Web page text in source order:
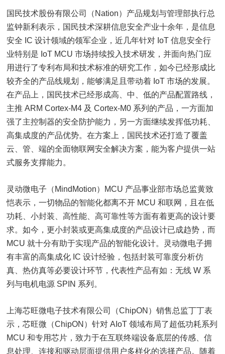
国民技术股份有限公司（Nation）产品规划与管理部执行总
监钟新利表示，国民技术深耕信息安全产业十余年，是信息
安全 IC 设计领域的领军企业，近几年针对 IoT 信息安全行
业特别是 IoT MCU 市场持续投入技术研发，并面向热门应
用进行了专利布局和技术标准的研究工作，如今已经形成比
较齐全的产品线规划，能够满足且带动着 IoT 市场的发展。
在产品上，国民技术已经形成高、中、低的产品配置路线，
主推 ARM Cortex-M4 及 Cortex-M0 系列的产品，一方面加
强了主控制器的安全防护能力，另一方面继续发挥低功耗、
高集成度的产品优势。在方案上，国民技术还打造了覆盖
云、管、端的全面物联网安全解决方案，能为客户提供一站
式服务支撑能力。
灵动微电子（MindMotion）MCU 产品事业部市场总监黄致
恺表示，一切物品的智能化都离不开 MCU 和联网，且在低
功耗、小封装、高性能、高可靠性等方面有着更高的设计要
求。如今，更小封装或更高集成度的产品设计已成趋势，而
MCU 就十分有助于实现产品的智能化设计。灵动微电子拥
有丰富的高集成化 IC 设计经验，包括封装可靠度分析仿
真、热仿真等必要设计环节，代表性产品有如：无线 W 系
列与电机电源 SPIN 系列。
上海芯旺微电子技术有限公司（ChipON）销售总监丁丁表
示，芯旺微（ChipON）针对 AIoT 领域布局了超低功耗系列
MCU 和专用芯片，致力于在互联终端设备底层的传感、信
息处理、连接和驱动层面提供用户多样化的选择产品。随着